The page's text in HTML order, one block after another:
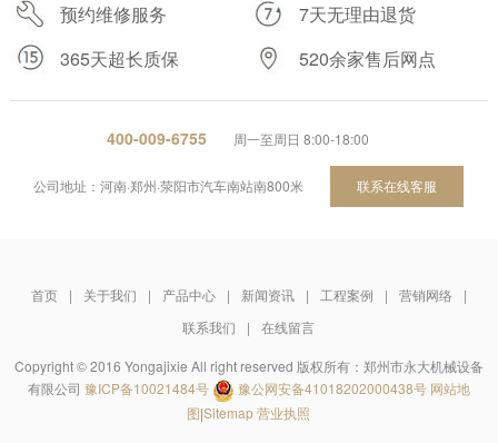
预约维修服务
7天无理由退货
365天超长质保
520余家售后网点
400-009-6755 周一至周日 8:00-18:00
公司地址：河南·郑州·荥阳市汽车南站南800米 联系在线客服
首页 | 关于我们 | 产品中心 | 新闻资讯 | 工程案例 | 营销网络
|
联系我们
| 在线留言
Copyright © 2016 Yongajixie All right reserved 版权所有：郑州市永大机械设备
有限公司 豫ICP备10021484号 豫公网安备41018202000438号 网站地
图|Sitemap 营业执照